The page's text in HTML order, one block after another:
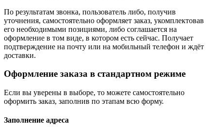
По результатам звонка, пользователь либо, получив
уточнения, самостоятельно оформляет заказ, укомплектовав
его необходимыми позициями, либо соглашается на
оформление в том виде, в котором есть сейчас. Получает
подтверждение на почту или на мобильный телефон и ждёт
доставки.
Оформление заказа в стандартном режиме
Если вы уверены в выборе, то можете самостоятельно
оформить заказ, заполнив по этапам всю форму.
Заполнение адреса